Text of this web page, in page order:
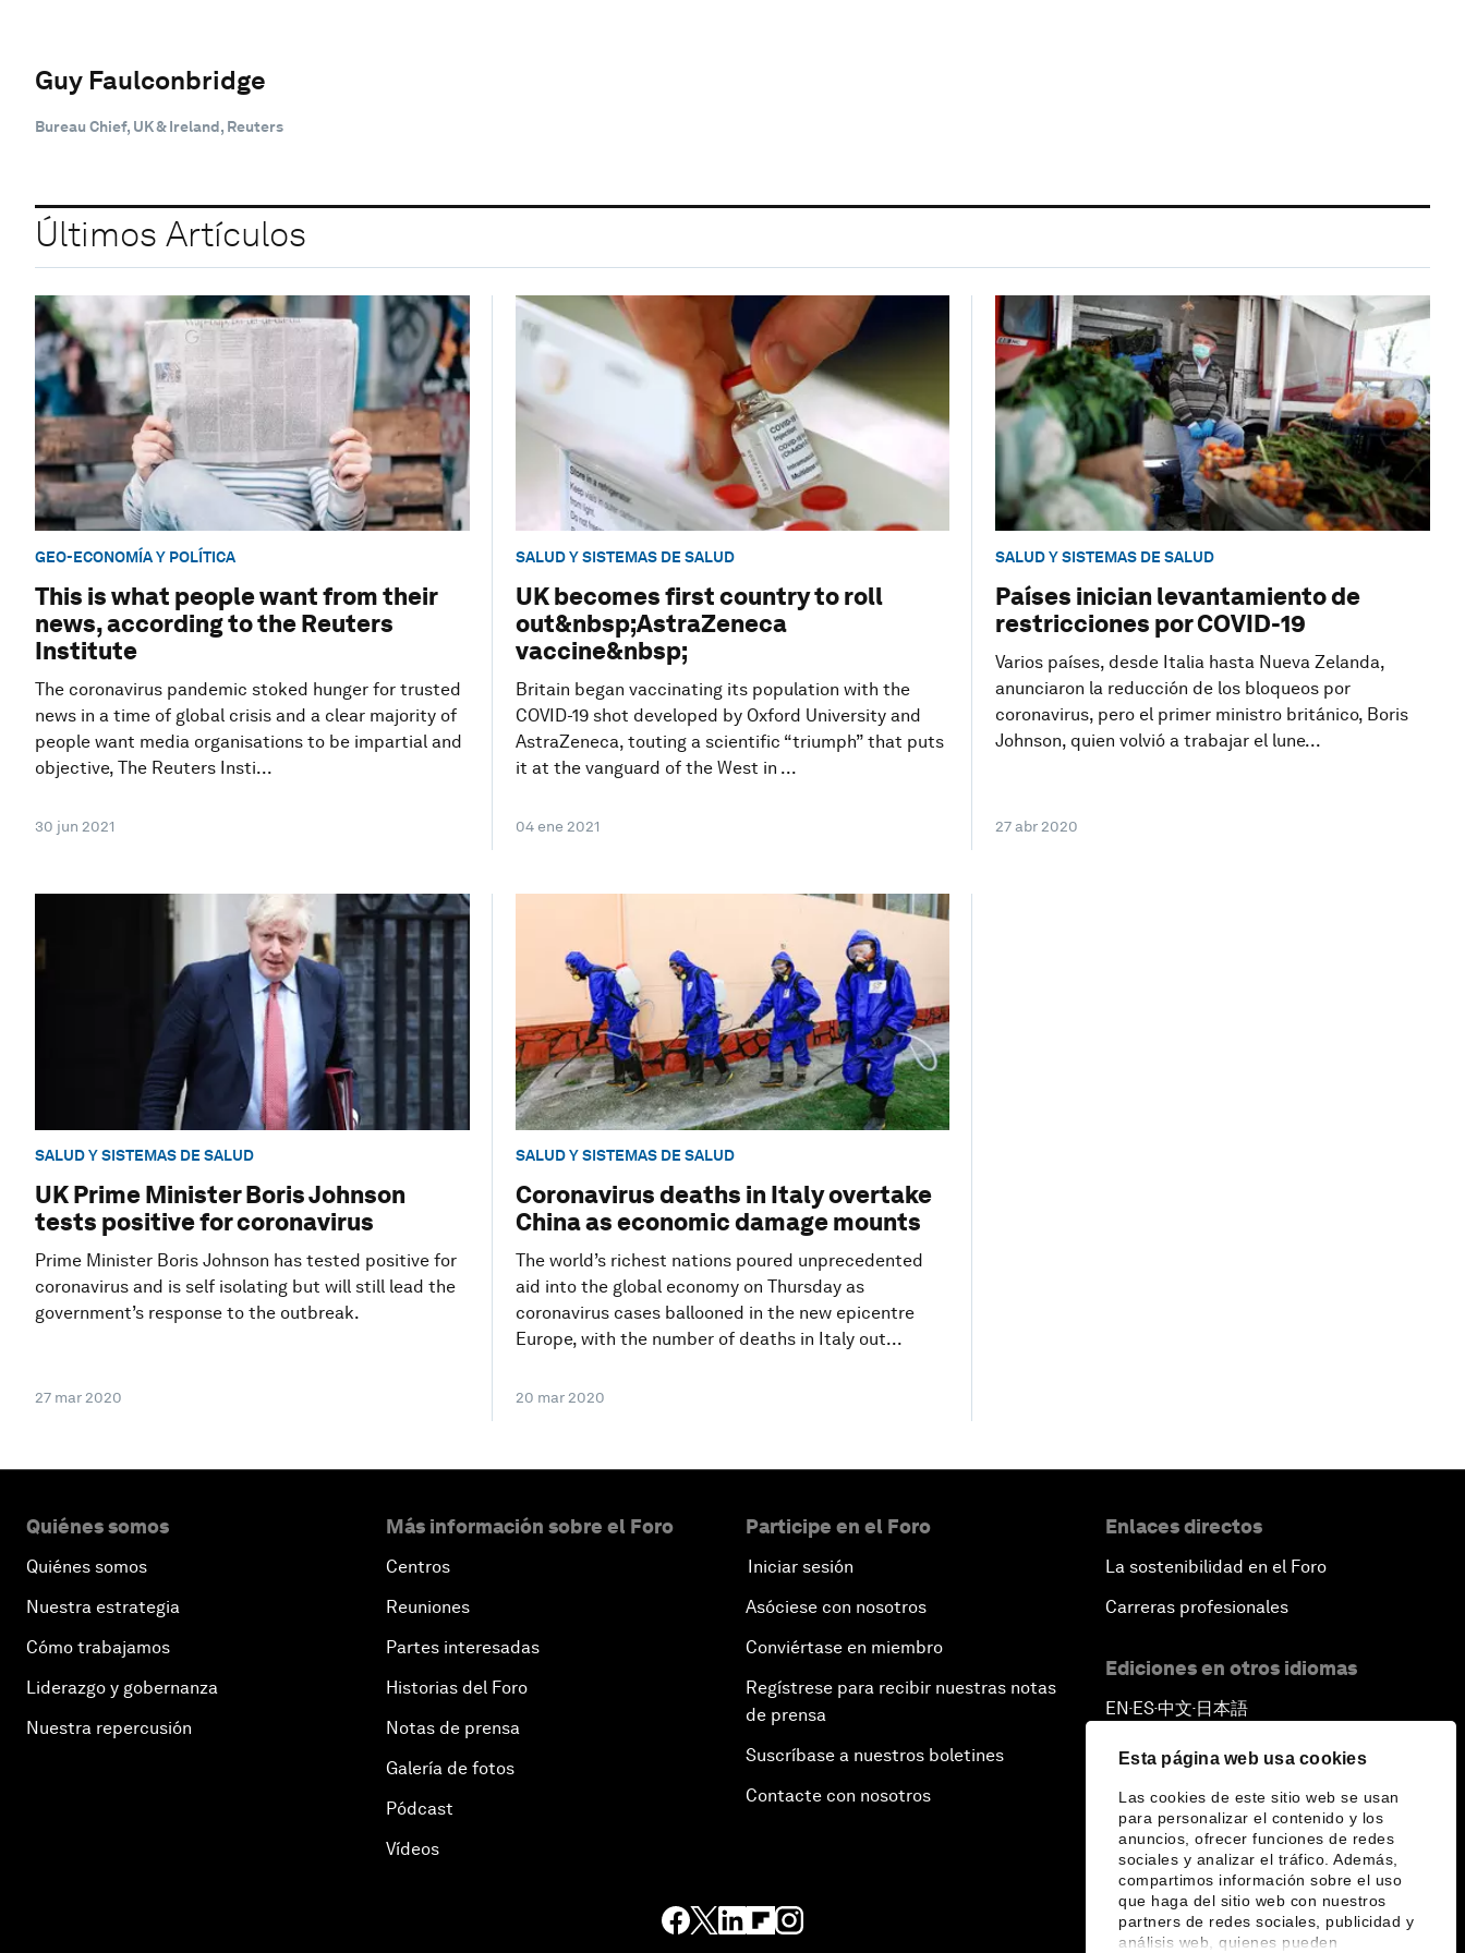
Esta página web usa cookies
Las cookies de este sitio web se usan
para personalizar el contenido y los
anuncios, ofrecer funciones de redes
sociales y analizar el tráfico. Además,
compartimos información sobre el uso
que haga del sitio web con nuestros
partners de redes sociales, publicidad y
análisis web, quienes pueden
Guy Faulconbridge
Bureau Chief, UK & Ireland, Reuters
Últimos Artículos
GEO-ECONOMÍA Y POLÍTICA
This is what people want from their
news, according to the Reuters
Institute
The coronavirus pandemic stoked hunger for trusted
news in a time of global crisis and a clear majority of
people want media organisations to be impartial and
objective, The Reuters Insti...
30 jun 2021
SALUD Y SISTEMAS DE SALUD
UK becomes first country to roll
out&nbsp;AstraZeneca
vaccine&nbsp;
Britain began vaccinating its population with the
COVID-19 shot developed by Oxford University and
AstraZeneca, touting a scientific “triumph” that puts
it at the vanguard of the West in ...
04 ene 2021
SALUD Y SISTEMAS DE SALUD
Países inician levantamiento de
restricciones por COVID-19
Varios países, desde Italia hasta Nueva Zelanda,
anunciaron la reducción de los bloqueos por
coronavirus, pero el primer ministro británico, Boris
Johnson, quien volvió a trabajar el lune...
27 abr 2020
SALUD Y SISTEMAS DE SALUD
UK Prime Minister Boris Johnson
tests positive for coronavirus
Prime Minister Boris Johnson has tested positive for
coronavirus and is self isolating but will still lead the
government’s response to the outbreak.
27 mar 2020
SALUD Y SISTEMAS DE SALUD
Coronavirus deaths in Italy overtake
China as economic damage mounts
The world’s richest nations poured unprecedented
aid into the global economy on Thursday as
coronavirus cases ballooned in the new epicentre
Europe, with the number of deaths in Italy out...
20 mar 2020
Quiénes somos
Quiénes somos
Nuestra estrategia
Cómo trabajamos
Liderazgo y gobernanza
Nuestra repercusión
Más información sobre el Foro
Centros
Reuniones
Partes interesadas
Historias del Foro
Notas de prensa
Galería de fotos
Pódcast
Vídeos
Participe en el Foro
Iniciar sesión
Asóciese con nosotros
Conviértase en miembro
Regístrese para recibir nuestras notas
de prensa
Suscríbase a nuestros boletines
Contacte con nosotros
Enlaces directos
La sostenibilidad en el Foro
Carreras profesionales
Ediciones en otros idiomas
EN ▪ ES▪中文▪ 日本語